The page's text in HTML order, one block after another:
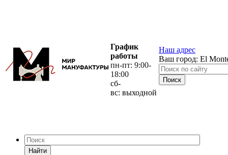
График
работы
пн-пт: 9:00-
18:00
сб-
вс: выходной
Наш адрес
Ваш город: El
Найти